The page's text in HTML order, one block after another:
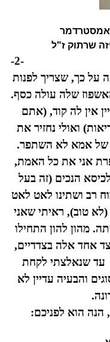
אמסטרדמר
-2-
על כך, שצריך לפנות
שלה עולה כסף.
אין לה קוד, (אתם
ואולי נחזיר את
של אמא לא השתפר.
אני את כל האמת,
הנכים (זה בעל
רב ושתינו לאט לאט
טוב), ראיתי שאני
מהון להון התחילו
אחד אלה בצדדיים,
עד שנאלצתי לקחת
והבעיה עדיין לא
הנה הוא לפניכם: